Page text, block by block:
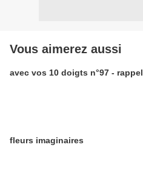
Vous aimerez aussi
avec vos 10 doigts n°97 - rappel
fleurs imaginaires